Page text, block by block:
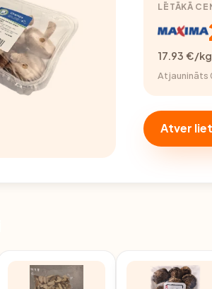
LĒTĀKĀ
17.93 €/kg
Atjaunināts
Atver